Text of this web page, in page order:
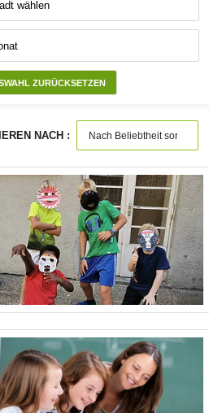
ZURÜCKSETZEN
NACH :